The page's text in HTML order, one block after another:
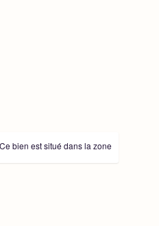
Ce bien est situé dans la zone